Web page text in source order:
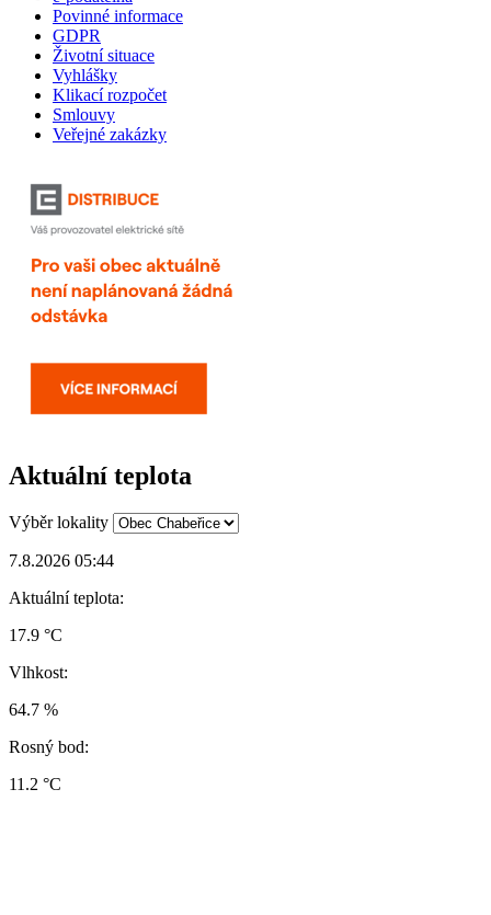
Povinné informace
GDPR
Životní situace
Vyhlášky
Klikací rozpočet
Smlouvy
Veřejné zakázky
Aktuální teplota
Výběr lokality
7.8.2026 05:44
Aktuální teplota:
17.9 °C
Vlhkost:
64.7 %
Rosný bod:
11.2 °C